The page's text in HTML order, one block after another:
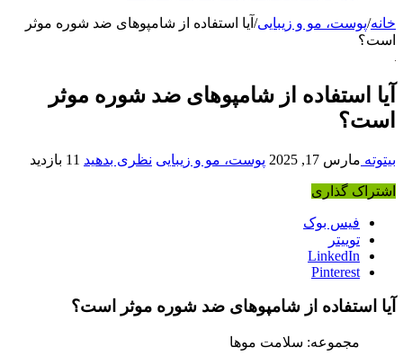
/پوست، مو و زیبایی/ آیا استفاده از شامپوهای ضد شوره موثر
استفاده از شامپوهای ضد شوره موثر
مارس 17, 2025 پوست، مو و زیبایی نظری بدهید 11 بازدید
گذاری
فیس بوک
توییتر
LinkedIn
Pinterest
استفاده از شامپوهای ضد شوره موثر است؟
مجموعه: سلامت موها